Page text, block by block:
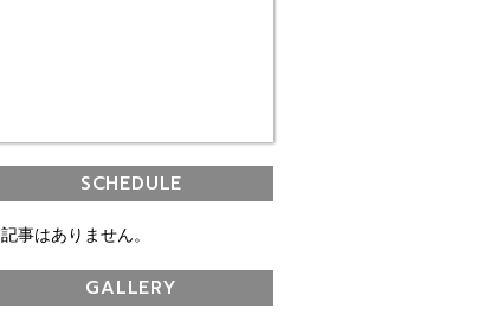
SCHEDULE
記事はありません。
GALLERY